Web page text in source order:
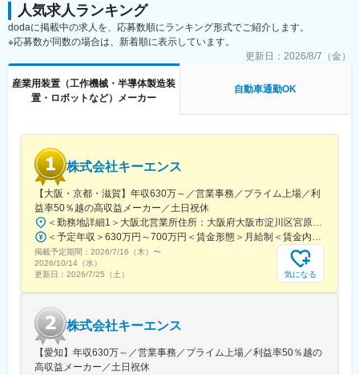
人気求人ランキング
dodaに掲載中の求人を、応募数順にランキング形式でご紹介します。
※応募数が同数の場合は、新着順に表示しています。
更新日： 2026/8/7（金）
産業用装置（工作機械・半導体製造装
置・ロボットなど）メーカー
自動車通勤OK
株式会社キーエンス
【大阪・京都・滋賀】年収630万～／営業事務／プライム上場／利
益率50％越の高収益メーカー／土日祝休
＜勤務地詳細1＞大阪北営業所住所：大阪府大阪市淀川区宮原3-5-36 新大阪トラストタワー勤務地最寄駅：新大阪駅受動喫煙対策：敷地内喫煙可能場所あり＜勤務地詳細2＞京都営業所住所：京都府京都市下京区四条通室町東入函谷鉾町101 アーバンネット四条烏丸ビル受動喫煙対策：屋内全面禁煙＜勤務地詳細3＞滋賀営業所住所：滋賀県大津市中央2-2-6 受動喫煙対策：屋内全面禁煙変更の範囲：会社の定める事業所
＜予定年収＞630万円～700万円＜賃金形態＞月給制＜賃金内訳＞月額（基本給）：279,000円～281,000円＜月給＞279,000円～281,000円＜昇給有無＞有＜残業手当＞有＜給与補足＞上記は入社初年度の想定年収です。※月給の金額とは別で、残業代、業績賞与支給有り※賞与：年4回、昇給：年1～2回※経験・能力等を考慮の上、同社規定により待遇を決定します※年収は会社業績によって変動することがあります賃金はあくまでも目安の金額であり、選考を通じて上下する可能性があります。月給(月額)は固定手当を含めた表記です。
掲載予定期間： 2026/7/16（木） 〜
2026/10/14（水）
更新日： 2026/7/25（土） 気になる
株式会社キーエンス
【愛知】年収630万～／営業事務／プライム上場／利益率50％越の
高収益メーカー／土日祝休